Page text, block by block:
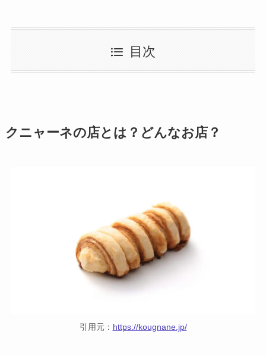
目次
クニャーネの店とは？どんなお店？
引用元： https://kougnane.jp/